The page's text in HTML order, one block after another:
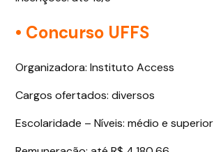
• Concurso UFFS
Organizadora: Instituto Access
Cargos ofertados: diversos
Escolaridade – Níveis: médio e superior